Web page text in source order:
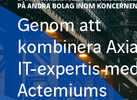
PÅ ANDRA BOLAG INOM
Genom att
kombinera
IT-expertis
Actemiums